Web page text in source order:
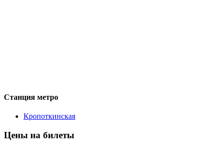
Станция метро
Кропоткинская
Цены на билеты